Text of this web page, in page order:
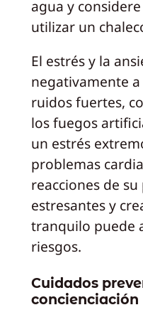
agua y
utilizar un
El estrés y la
negativamente
ruidos fuertes,
los fuegos
un estrés
problemas
reacciones de
estresantes y
tranquilo puede
riesgos.
Cuidados
concienciación